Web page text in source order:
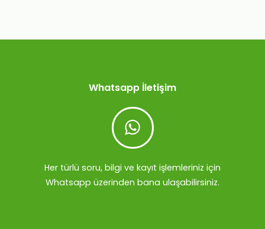
Whatsapp İletişim
Her türlü soru, bilgi ve kayıt işlemleriniz için
Whatsapp üzerinden bana ulaşabilirsiniz.